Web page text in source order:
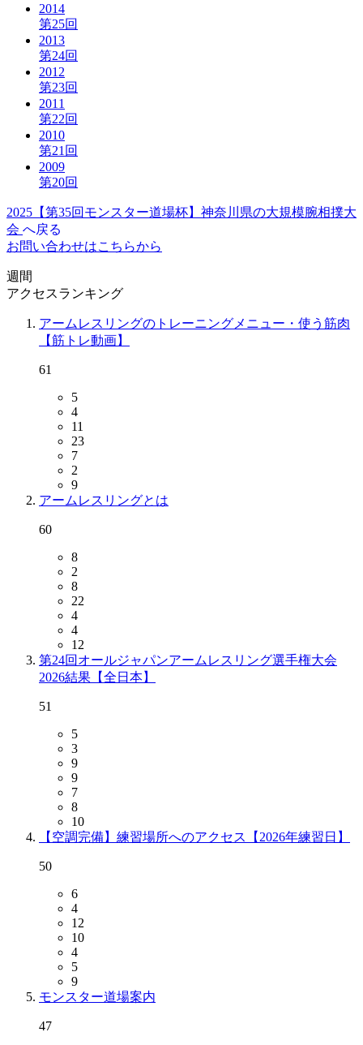
2014
第25回
2013
第24回
2012
第23回
2011
第22回
2010
第21回
2009
第20回
2025【第35回モンスター道場杯】神奈川県の大規模腕相撲大
会 へ戻る
お問い合わせはこちらから
週間
アクセスランキング
アームレスリングのトレーニングメニュー・使う筋肉
【筋トレ動画】
61
5
4
11
23
7
2
9
アームレスリングとは
60
8
2
8
22
4
4
12
第24回オールジャパンアームレスリング選手権大会
2026結果【全日本】
51
5
3
9
9
7
8
10
【空調完備】練習場所へのアクセス【2026年練習日】
50
6
4
12
10
4
5
9
モンスター道場案内
47